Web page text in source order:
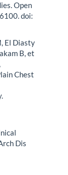
Open
doi:
El Diasty
B, et
Chest
Dis